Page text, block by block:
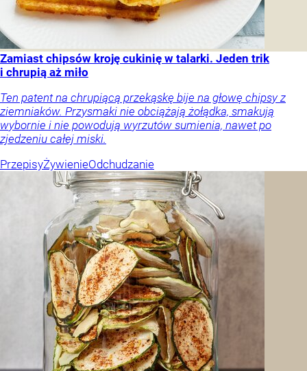
Zamiast chipsów kroję cukinię w talarki. Jeden trik
i chrupią aż miło
Ten patent na chrupiącą przekąskę bije na głowę chipsy z
ziemniaków. Przysmaki nie obciążają żołądka, smakują
wybornie i nie powodują wyrzutów sumienia, nawet po
zjedzeniu całej miski.
PrzepisyŻywienieOdchudzanie